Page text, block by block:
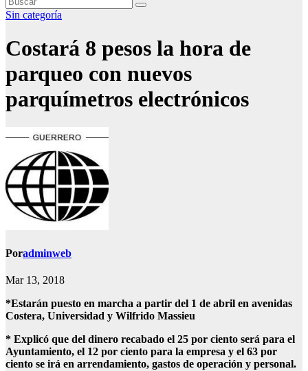
Sin categoría
Costará 8 pesos la hora de
parqueo con nuevos
parquímetros electrónicos
Poradminweb
Mar 13, 2018
*Estarán puesto en marcha a partir del 1 de abril en avenidas
Costera, Universidad y Wilfrido Massieu
* Explicó que del dinero recabado el 25 por ciento será para el
Ayuntamiento, el 12 por ciento para la empresa y el 63 por
ciento se irá en arrendamiento, gastos de operación y personal.